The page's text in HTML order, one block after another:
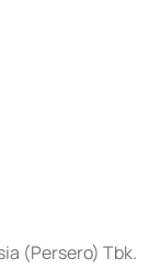
(Persero) Tbk.